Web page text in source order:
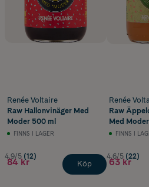
Renée Voltaire
Raw Hallonvinäger Med
Moder 500 ml
FINNS I LAGER
4.9/5 (12)
84 kr Köp
Renée
Raw
Med
FINNS I
4.6/5 (22)
63 kr